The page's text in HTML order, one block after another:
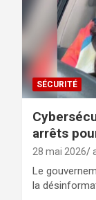
SÉCURITÉ
arrêts
28 mai 2026
Le
la